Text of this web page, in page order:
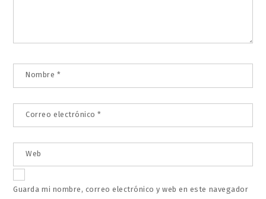
Nombre *
Correo electrónico*
Web
Guarda mi nombre, correo electrónico y web en este navegador